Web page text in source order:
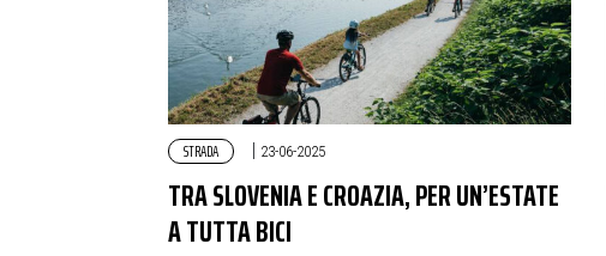
STRADA | 23-06-2025
TRA SLOVENIA E CROAZIA, PER UN’ESTATE
A TUTTA BICI